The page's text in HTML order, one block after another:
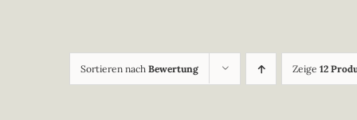
Sortieren nach Bewertung Zeige 12